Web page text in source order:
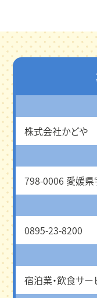
株式会社かどや
798-0006 愛媛
0895-23-8200
宿泊業・飲食サー